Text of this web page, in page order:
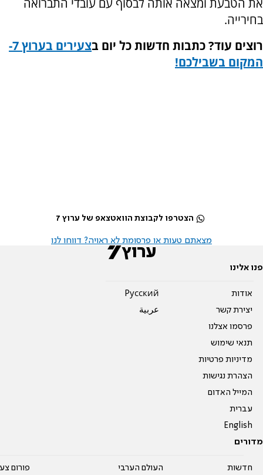
את הטבעת ומצאה אותה לבסוף עם עובדי התברואה
בחירייה.
רוצים עוד? כתבות חדשות כל יום ב
צעירים בערוץ 7-
המקום בשבילכם!
הצטרפו לקבוצת הוואטצאפ של ערוץ 7
מצאתם טעות או פרסומת לא ראויה? דווחו לנו
פנו אלינו
אודות
יצירת קשר
פרסמו אצלנו
תנאי שימוש
מדיניות פרטיות
הצהרת נגישות
המייל האדום
עברית
English
Pусский
عربية
מדורים
חדשות העולם הערבי פורום